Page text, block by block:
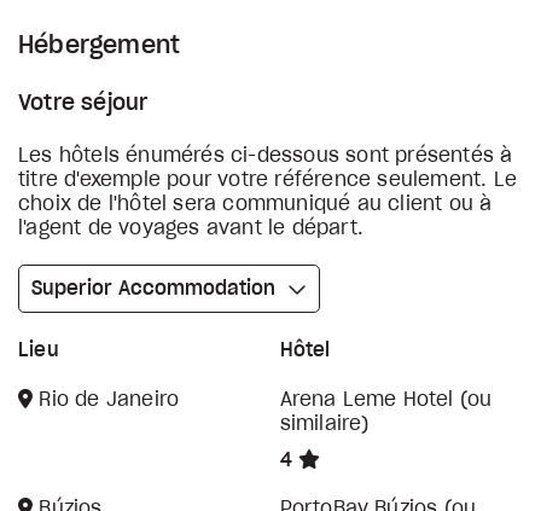
Hébergement
Votre séjour
Les hôtels énumérés ci-dessous sont présentés à
titre d'exemple pour votre référence seulement. Le
choix de l'hôtel sera communiqué au client ou à
l'agent de voyages avant le départ.
Superior Accommodation
Lieu Hôtel
Rio de Janeiro
Arena Leme Hotel (ou
similaire)
4